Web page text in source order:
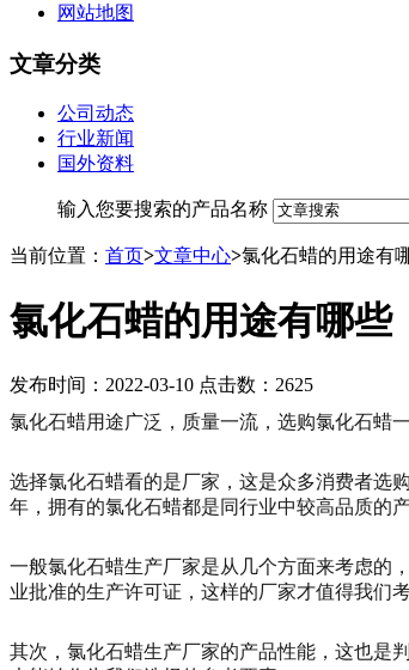
网站地图
文章分类
公司动态
行业新闻
国外资料
输入您要搜索的产品名称
当前位置： 首页>文章中心>氯化石蜡的用途有
氯化石蜡的用途有哪些
发布时间：2022-03-10 点击数：2625
氯化石蜡用途广泛，质量一流，选购氯化石蜡
选择氯化石蜡看的是厂家，这是众多消费者选
年，拥有的氯化石蜡都是同行业中较高品质的产
一般氯化石蜡生产厂家是从几个方面来考虑的
业批准的生产许可证，这样的厂家才值得我们考
其次，氯化石蜡生产厂家的产品性能，这也是